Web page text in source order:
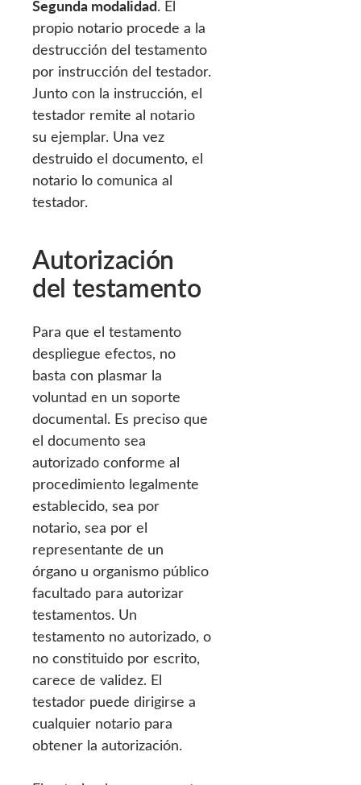
Segunda modalidad. El
propio notario procede a la
destrucción del testamento
por instrucción del testador.
Junto con la instrucción, el
testador remite al notario
su ejemplar. Una vez
destruido el documento, el
notario lo comunica al
testador.
Autorización
del testamento
Para que el testamento
despliegue efectos, no
basta con plasmar la
voluntad en un soporte
documental. Es preciso que
el documento sea
autorizado conforme al
procedimiento legalmente
establecido, sea por
notario, sea por el
representante de un
órgano u organismo público
facultado para autorizar
testamentos. Un
testamento no autorizado, o
no constituido por escrito,
carece de validez. El
testador puede dirigirse a
cualquier notario para
obtener la autorización.